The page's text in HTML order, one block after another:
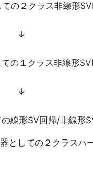
２クラス非線形
１クラス非線形
形SV回帰/非線形
としての２クラスハ